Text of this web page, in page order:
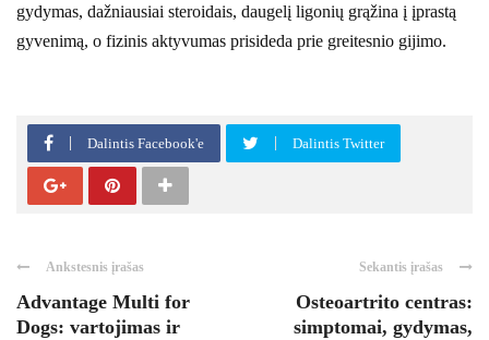
gydymas, dažniausiai steroidais, daugelį ligonių grąžina į įprastą
gyvenimą, o fizinis aktyvumas prisideda prie greitesnio gijimo.
Dalintis Facebook'e Dalintis Twitter
Ankstesnis įrašas
Advantage Multi for
Dogs: vartojimas ir
Sekantis įrašas
Osteoartrito centras:
simptomai, gydymas,